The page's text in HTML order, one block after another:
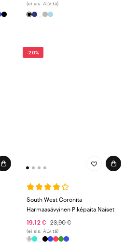
(ei sis. ALV:tä)
-20%
South West Coronita
Harmaasävyinen Piképaita Naiset
19,12 €
23,90 €
(ei sis. ALV:tä)